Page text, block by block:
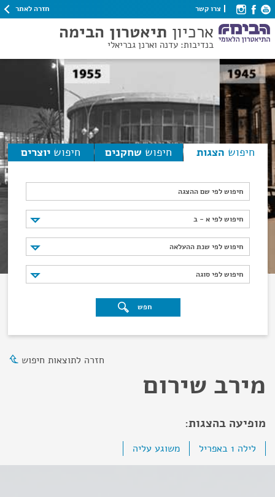
צרו קשר חזרה לאתר
ארכיון תיאטרון הבימה
בנדיבות: עדנה וארנן גבריאלי
חיפוש הצגות חיפוש שחקנים חיפוש יוצרים
חיפוש לפי שם ההצגה
חיפוש לפי א - ב
חיפוש לפי א - ב
חיפוש לפי שנת ההעלאה
חיפוש לפי שנת ההעלאה
חיפוש לפי סוגה
חיפוש לפי סוגה
חפש
חזרה לתוצאות חיפוש
מירב שירום
מופיעה בהצגות:
לילה 1 באפריל משוגע עליה